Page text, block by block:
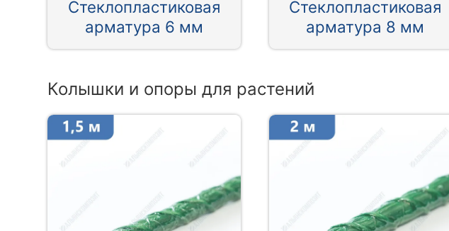
Стеклопластиковая
арматура 6 мм
Стеклопластиковая
арматура 8 мм
Колышки и опоры для растений